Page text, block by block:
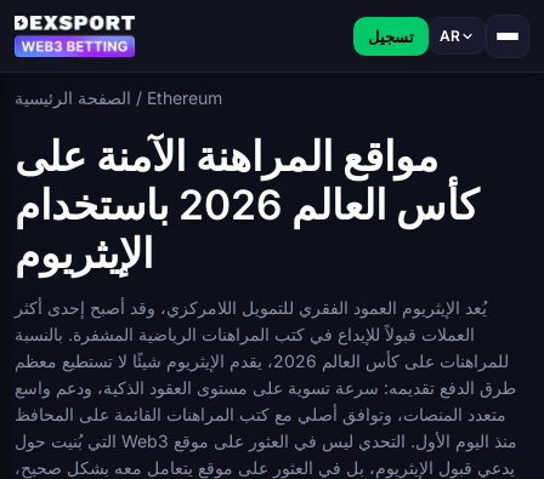
تسجيل AR
الصفحة الرئيسية / Ethereum
مواقع المراهنة الآمنة على
كأس العالم 2026 باستخدام
الإيثريوم
يُعد الإيثريوم العمود الفقري للتمويل اللامركزي، وقد أصبح إحدى أكثر
العملات قبولاً للإيداع في كتب المراهنات الرياضية المشفرة. بالنسبة
للمراهنات على كأس العالم 2026، يقدم الإيثريوم شيئًا لا تستطيع معظم
طرق الدفع تقديمه: سرعة تسوية على مستوى العقود الذكية، ودعم واسع
متعدد المنصات، وتوافق أصلي مع كتب المراهنات القائمة على المحافظ
التي بُنيت حول Web3 منذ اليوم الأول. التحدي ليس في العثور على موقع
يدعي قبول الإيثريوم، بل في العثور على موقع يتعامل معه بشكل صحيح،